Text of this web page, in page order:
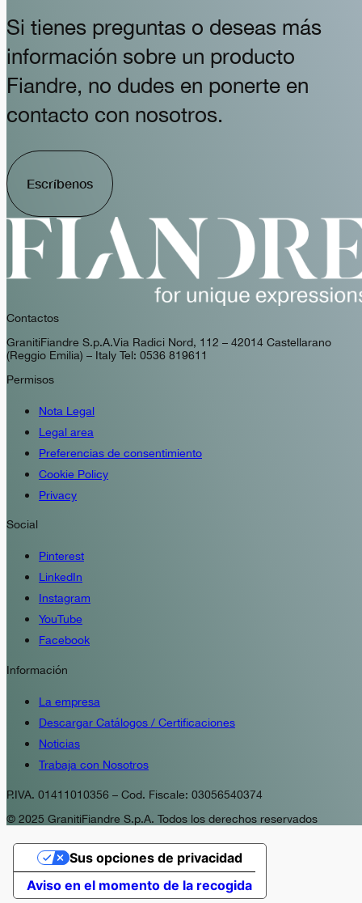
Si tienes preguntas o deseas más
información sobre un producto
Fiandre, no dudes en ponerte en
contacto con nosotros.
Escríbenos
Contactos
GranitiFiandre S.p.A. Via Radici Nord, 112 – 42014 Castellarano
(Reggio Emilia) – Italy Tel: 0536 819611
Permisos
Nota Legal
Legal area
Preferencias de consentimiento
Cookie Policy
Privacy
Social
Pinterest
LinkedIn
Instagram
YouTube
Facebook
Información
La empresa
Descargar Catálogos / Certificaciones
Noticias
Trabaja con Nosotros
P.IVA. 01411010356 – Cod. Fiscale: 03056540374
© 2025 GranitiFiandre S.p.A. Todos los derechos reservados
Aviso en el momento de la recogida
Sus opciones de privacidad